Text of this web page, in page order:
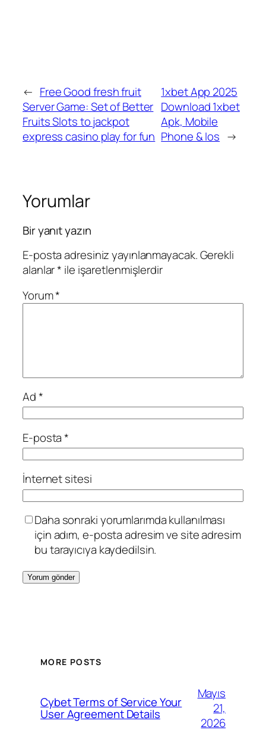
← Free Good fresh fruit
Server Game: Set of Better
Fruits Slots to jackpot
express casino play for fun
1xbet App 2025
Download 1xbet
Apk, Mobile
Phone & Ios →
Yorumlar
Bir yanıt yazın
E-posta adresiniz yayınlanmayacak.Gerekli
alanlar* ile işaretlenmişlerdir
Yorum*
Ad*
E-posta*
İnternet sitesi
Daha sonraki yorumlarımda kullanılması
için adım, e-posta adresim ve site adresim
bu tarayıcıya kaydedilsin.
MORE POSTS
Cybet Terms of Service Your
User Agreement Details
Mayıs
21,
2026